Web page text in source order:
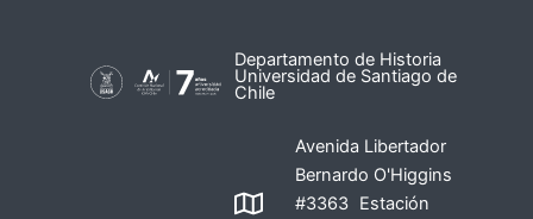
Departamento de Historia
Universidad de Santiago de
Chile
Avenida Libertador
Bernardo O'Higgins
#3363 Estación